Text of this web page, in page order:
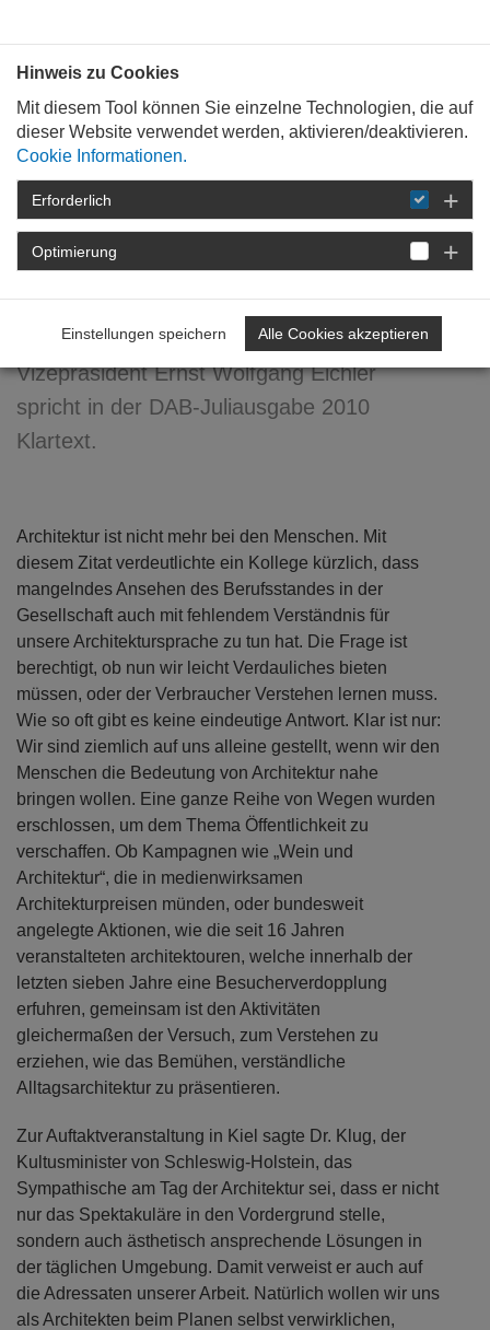
STARTSEITE DETAIL
Architektur ? ... ein Genuss!
Vizepräsident Ernst Wolfgang Eichler
spricht in der DAB-Juliausgabe 2010
Klartext.
Architektur ist nicht mehr bei den Menschen. Mit
diesem Zitat verdeutlichte ein Kollege kürzlich, dass
mangelndes Ansehen des Berufsstandes in der
Gesellschaft auch mit fehlendem Verständnis für
unsere Architektursprache zu tun hat. Die Frage ist
berechtigt, ob nun wir leicht Verdauliches bieten
müssen, oder der Verbraucher Verstehen lernen muss.
Wie so oft gibt es keine eindeutige Antwort. Klar ist nur:
Wir sind ziemlich auf uns alleine gestellt, wenn wir den
Menschen die Bedeutung von Architektur nahe
bringen wollen. Eine ganze Reihe von Wegen wurden
erschlossen, um dem Thema Öffentlichkeit zu
verschaffen. Ob Kampagnen wie „Wein und
Architektur“, die in medienwirksamen
Architekturpreisen münden, oder bundesweit
angelegte Aktionen, wie die seit 16 Jahren
veranstalteten architektouren, welche innerhalb der
letzten sieben Jahre eine Besucherverdopplung
erfuhren, gemeinsam ist den Aktivitäten
gleichermaßen der Versuch, zum Verstehen zu
erziehen, wie das Bemühen, verständliche
Alltagsarchitektur zu präsentieren.
Zur Auftaktveranstaltung in Kiel sagte Dr. Klug, der
Kultusminister von Schleswig-Holstein, das
Sympathische am Tag der Architektur sei, dass er nicht
nur das Spektakuläre in den Vordergrund stelle,
sondern auch ästhetisch ansprechende Lösungen in
der täglichen Umgebung. Damit verweist er auch auf
die Adressaten unserer Arbeit. Natürlich wollen wir uns
als Architekten beim Planen selbst verwirklichen,
Hinweis zu Cookies
Mit diesem Tool können Sie einzelne Technologien, die auf
dieser Website verwendet werden, aktivieren/deaktivieren.
Cookie Informationen.
Erforderlich
Optimierung
Einstellungen speichern Alle Cookies akzeptieren